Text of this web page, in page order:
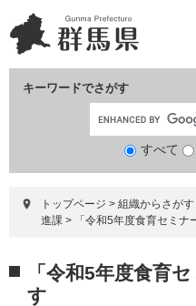
ー
ジ
ニ
ュ
て
キーワードでさがす
すべて
トップページ > 組織からさがす
進課 > 「令和5年度食育セミ
文
「令和5年度食育
す